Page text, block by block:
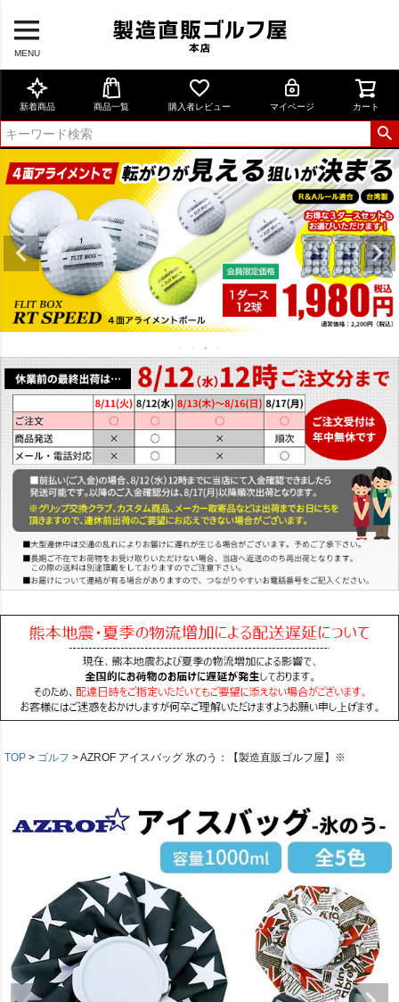
MENU
新着商品 商品一覧 購入者レビュー マイページ カート
TOP ゴルフ AZROF アイスバッグ 氷のう：【製造直販ゴルフ屋】※